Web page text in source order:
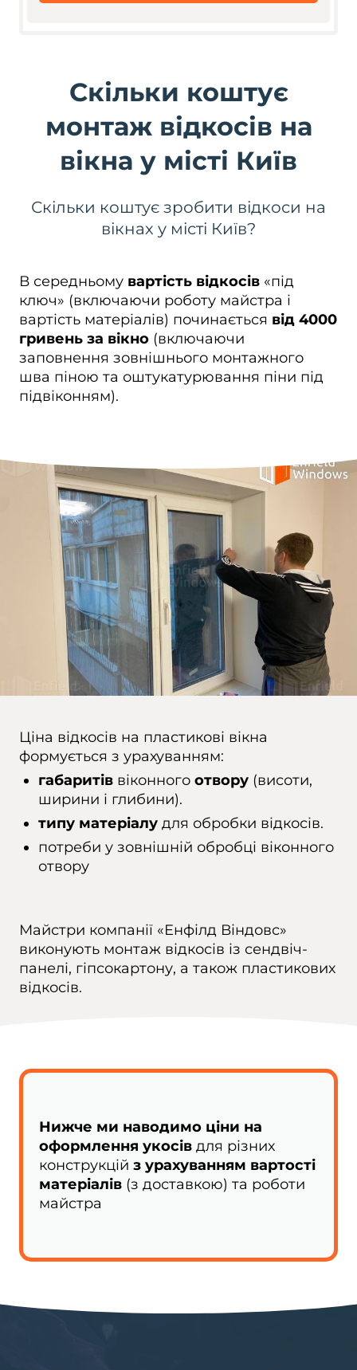
Скільки коштує
монтаж відкосів на
вікна у місті Київ
Скільки коштує зробити відкоси на
вікнах у місті Київ?
В середньому вартість відкосів «під
ключ» (включаючи роботу майстра і
вартість матеріалів) починається від 4000
гривень за вікно (включаючи
заповнення зовнішнього монтажного
шва піною та оштукатурювання піни під
підвіконням).
Ціна відкосів на пластикові вікна
формується з урахуванням:
габаритів віконного отвору (висоти,
ширини і глибини).
типу матеріалу для обробки відкосів.
потреби у зовнішній обробці віконного
отвору
Майстри компанії «Енфілд Віндовс»
виконують монтаж відкосів із сендвіч-
панелі, гіпсокартону, а також пластикових
відкосів.
Нижче ми наводимо ціни на
оформлення укосів для різних
конструкцій з урахуванням вартості
матеріалів (з доставкою) та роботи
майстра